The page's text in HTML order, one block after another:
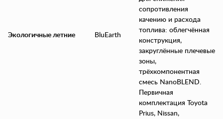
Экологичные летние BluEarth
сопротивления
качению и расхода
топлива: облегчённая
конструкция,
закруглённые плечевые
зоны,
трёхкомпонентная
смесь NanoBLEND.
Первичная
комплектация Toyota
Prius, Nissan,